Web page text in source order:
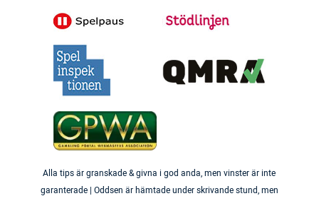
Alla tips är granskade & givna i god anda, men vinster är inte
garanterade | Oddsen är hämtade under skrivande stund, men